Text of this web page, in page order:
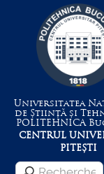
Universitatea
de Știință și
POLITEHNICA
CENTRUL
PITEȘTI
Menu